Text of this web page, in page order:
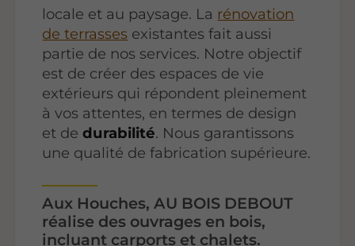
locale et au paysage. La rénovation
de terrasses existantes fait aussi
partie de nos services. Notre objectif
est de créer des espaces de vie
extérieurs qui répondent pleinement
à vos attentes, en termes de design
et dedurabilité. Nous garantissons
une qualité de fabrication supérieure.
Aux Houches, AU BOIS DEBOUT
réalise des ouvrages en bois,
incluant carports et chalets.